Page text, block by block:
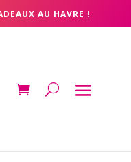
AU HAVRE !